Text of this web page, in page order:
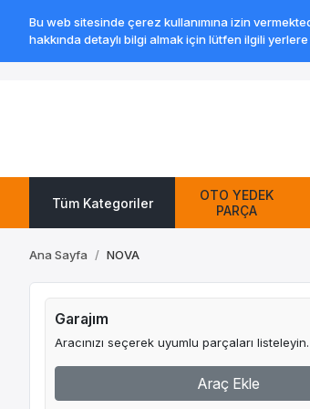
Tüm Kategoriler
OTO YEDEK
PARÇA
Ana Sayfa NOVA
Garajım
Aracınızı seçerek uyumlu parçaları listeleyin.
Araç Ekle
Bu web sitesinde çerez kullanımına izin
hakkında detaylı bilgi almak için lütfen ilgili yerlere